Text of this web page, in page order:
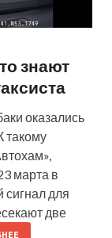
знают
оказались
такому
марта в
сигнал для
две